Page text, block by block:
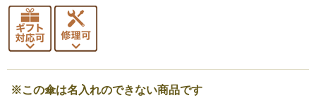
※この傘は名入れのできない商品です